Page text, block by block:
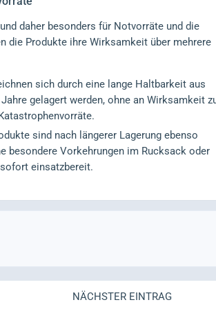
daher besonders für Notvorräte und die
die Produkte ihre Wirksamkeit über mehrere
sich durch eine lange Haltbarkeit aus
gelagert werden, ohne an Wirksamkeit
sind nach längerer Lagerung ebenso
besondere Vorkehrungen im Rucksack oder
einsatzbereit.
NÄCHSTER EINTRAG